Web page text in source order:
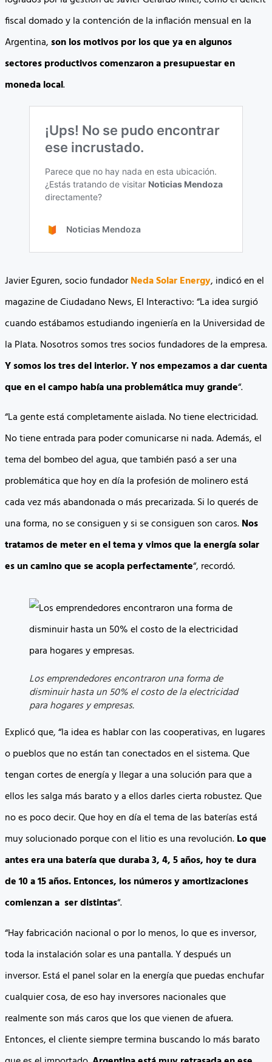
fiscal domado y la contención de la inflación mensual en la
Argentina,son los motivos por los que ya en algunos
sectores productivos comenzaron a presupuestar en
moneda local.
Javier Eguren, socio fundadorNeda Solar Energy, indicó en el
magazine de Ciudadano News, El Interactivo: “La idea surgió
cuando estábamos estudiando ingeniería en la Universidad de
la Plata. Nosotros somos tres socios fundadores de la empresa.
Y somos los tres del interior. Y nos empezamos a dar cuenta
que en el campo había una problemática muy grande“.
“La gente está completamente aislada. No tiene electricidad.
No tiene entrada para poder comunicarse ni nada. Además, el
tema del bombeo del agua, que también pasó a ser una
problemática que hoy en día la profesión de molinero está
cada vez más abandonada o más precarizada. Si lo querés de
una forma, no se consiguen y si se consiguen son caros.Nos
tratamos de meter en el tema y vimos que la energía solar
es un camino que se acopla perfectamente“, recordó.
Los emprendedores encontraron una forma de
disminuir hasta un 50% el costo de la electricidad
para hogares y empresas.
Explicó que, “la idea es hablar con las cooperativas, en lugares
o pueblos que no están tan conectados en el sistema. Que
tengan cortes de energía y llegar a una solución para que a
ellos les salga más barato y a ellos darles cierta robustez. Que
no es poco decir. Que hoy en día el tema de las baterías está
muy solucionado porque con el litio es una revolución.Lo que
antes era una batería que duraba 3, 4, 5 años, hoy te dura
de 10 a 15 años. Entonces, los números y amortizaciones
comienzan a ser distintas“.
“Hay fabricación nacional o por lo menos, lo que es inversor,
toda la instalación solar es una pantalla. Y después un
inversor. Está el panel solar en la energía que puedas enchufar
cualquier cosa, de eso hay inversores nacionales que
realmente son más caros que los que vienen de afuera.
Entonces, el cliente siempre termina buscando lo más barato